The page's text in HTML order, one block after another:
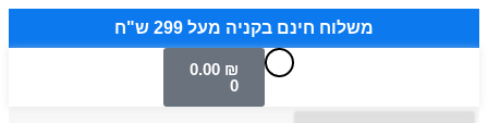
משלוח חינם בקניה מעל 299 ש"ח
0.00 ₪
0